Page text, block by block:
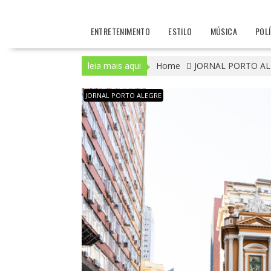
ENTRETENIMENTO ESTILO MÚSICA
leia mais aqui Home JORNAL PORTO
JORNAL PORTO ALEGRE